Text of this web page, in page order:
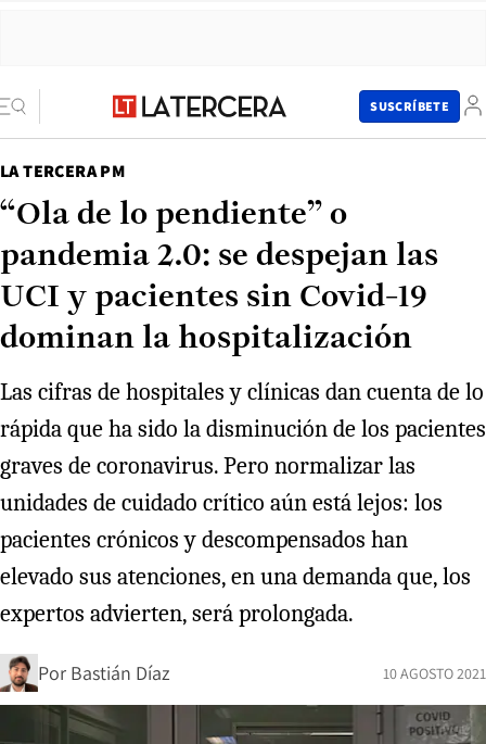
SUSCRÍBETE
LA TERCERA PM
“Ola de lo pendiente” o
pandemia 2.0: se despejan las
UCI y pacientes sin Covid-19
dominan la hospitalización
Las cifras de hospitales y clínicas dan cuenta de lo
rápida que ha sido la disminución de los pacientes
graves de coronavirus. Pero normalizar las
unidades de cuidado crítico aún está lejos: los
pacientes crónicos y descompensados han
elevado sus atenciones, en una demanda que, los
expertos advierten, será prolongada.
Por Bastián Díaz 10 AGOSTO 2021